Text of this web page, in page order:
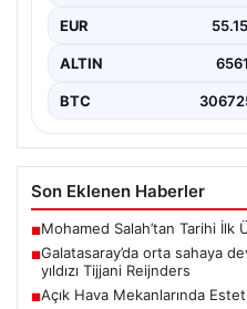
EUR 55.15
ALTIN
BTC
Son Eklenen Haberler
■Mohamed Salah’tan Tarihi İlk
■Galatasaray’da orta sahaya
yıldızı Tijjani Reijnders
■Açık Hava Mekanlarında